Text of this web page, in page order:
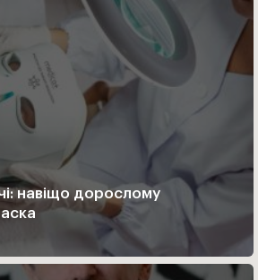
навіщо дорослому